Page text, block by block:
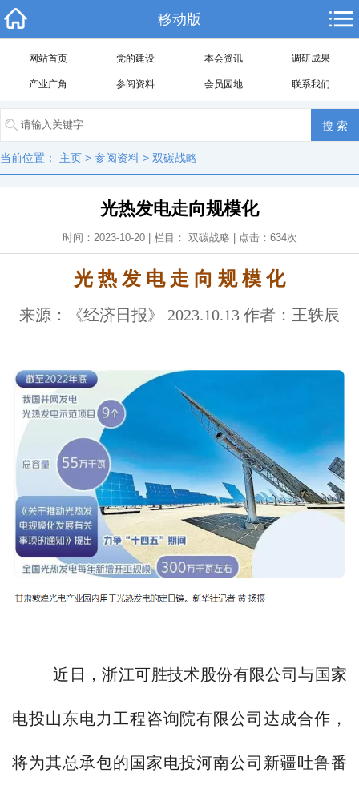
移动版
网站首页 党的建设 本会资讯 调研成果
产业广角 参阅资料 会员园地 联系我们
当前位置： 主页 > 参阅资料 > 双碳战略
光热发电走向规模化
时间：2023-10-20 | 栏目： 双碳战略 | 点击： 634次
光 热 发 电 走 向 规 模 化
来源：《经济日报》 2023.10.13 作者：王轶辰
近日，浙江可胜技术股份有限公司与国家
电投山东电力工程咨询院有限公司达成合作，
将为其总承包的国家电投河南公司新疆吐鲁番